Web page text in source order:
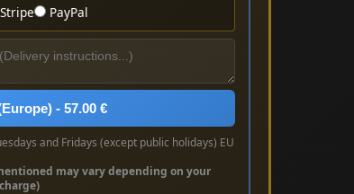
Stripe PayPal
- 57.00 €
and Fridays (except public holidays) EU
may vary depending on your